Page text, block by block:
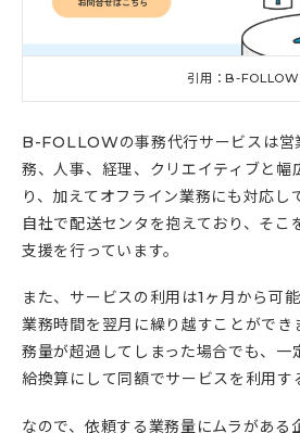
引用：B-FOLLOW
B-FOLLOWの事務代行サービスは営
務、人事、経理、クリエイティブと幅
り、加えてオフライン業務にも対応し
自社で配送センタを抱えており、そこ
支援を行っています。
また、サービスの利用は1ヶ月から可
業務時間を翌月に繰り越すことができ
務量が超過してしまった場合でも、一
給換算にして同額でサービスを利用す
なので、依頼する業務量にムラがある